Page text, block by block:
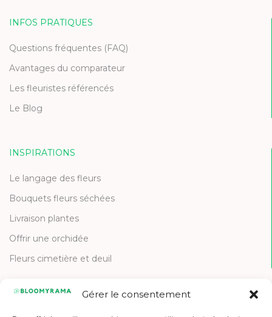
Gérer le consentement
INFOS PRATIQUES
Questions fréquentes (FAQ)
Avantages du comparateur
Les fleuristes référencés
Le Blog
INSPIRATIONS
Le langage des fleurs
Bouquets fleurs séchées
Livraison plantes
Offrir une orchidée
Fleurs cimetière et deuil